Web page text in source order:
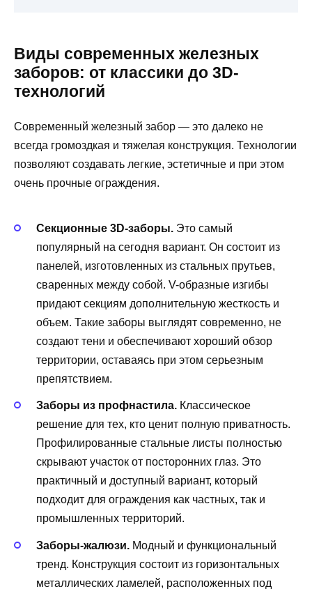
Виды современных железных
заборов: от классики до 3D-
технологий
Современный железный забор — это далеко не
всегда громоздкая и тяжелая конструкция. Технологии
позволяют создавать легкие, эстетичные и при этом
очень прочные ограждения.
Секционные 3D-заборы. Это самый
популярный на сегодня вариант. Он состоит из
панелей, изготовленных из стальных прутьев,
сваренных между собой. V-образные изгибы
придают секциям дополнительную жесткость и
объем. Такие заборы выглядят современно, не
создают тени и обеспечивают хороший обзор
территории, оставаясь при этом серьезным
препятствием.
Заборы из профнастила. Классическое
решение для тех, кто ценит полную приватность.
Профилированные стальные листы полностью
скрывают участок от посторонних глаз. Это
практичный и доступный вариант, который
подходит для ограждения как частных, так и
промышленных территорий.
Заборы-жалюзи. Модный и функциональный
тренд. Конструкция состоит из горизонтальных
металлических ламелей, расположенных под